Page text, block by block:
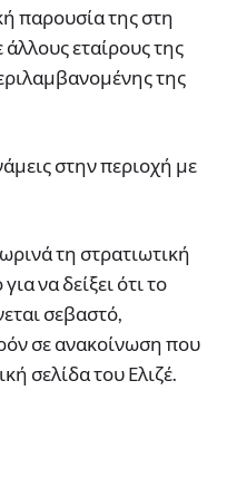
παρουσία της στη
εταίρους της
της
στην περιοχή με
τη στρατιωτική
να δείξει ότι το
σεβαστό,
σε ανακοίνωση που
σελίδα του Ελιζέ.